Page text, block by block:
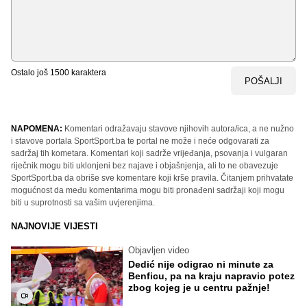
Ostalo još 1500 karaktera
POŠALJI
NAPOMENA: Komentari odražavaju stavove njihovih autora/ica, a ne nužno
i stavove portala SportSport.ba te portal ne može i neće odgovarati za
sadržaj tih kometara. Komentari koji sadrže vrijeđanja, psovanja i vulgaran
riječnik mogu biti uklonjeni bez najave i objašnjenja, ali to ne obavezuje
SportSport.ba da obriše sve komentare koji krše pravila. Čitanjem prihvatate
mogućnost da među komentarima mogu biti pronađeni sadržaji koji mogu
biti u suprotnosti sa vašim uvjerenjima.
NAJNOVIJE VIJESTI
Objavljen video
Dedić nije odigrao ni minute za
Benficu, pa na kraju napravio potez
zbog kojeg je u centru pažnje!